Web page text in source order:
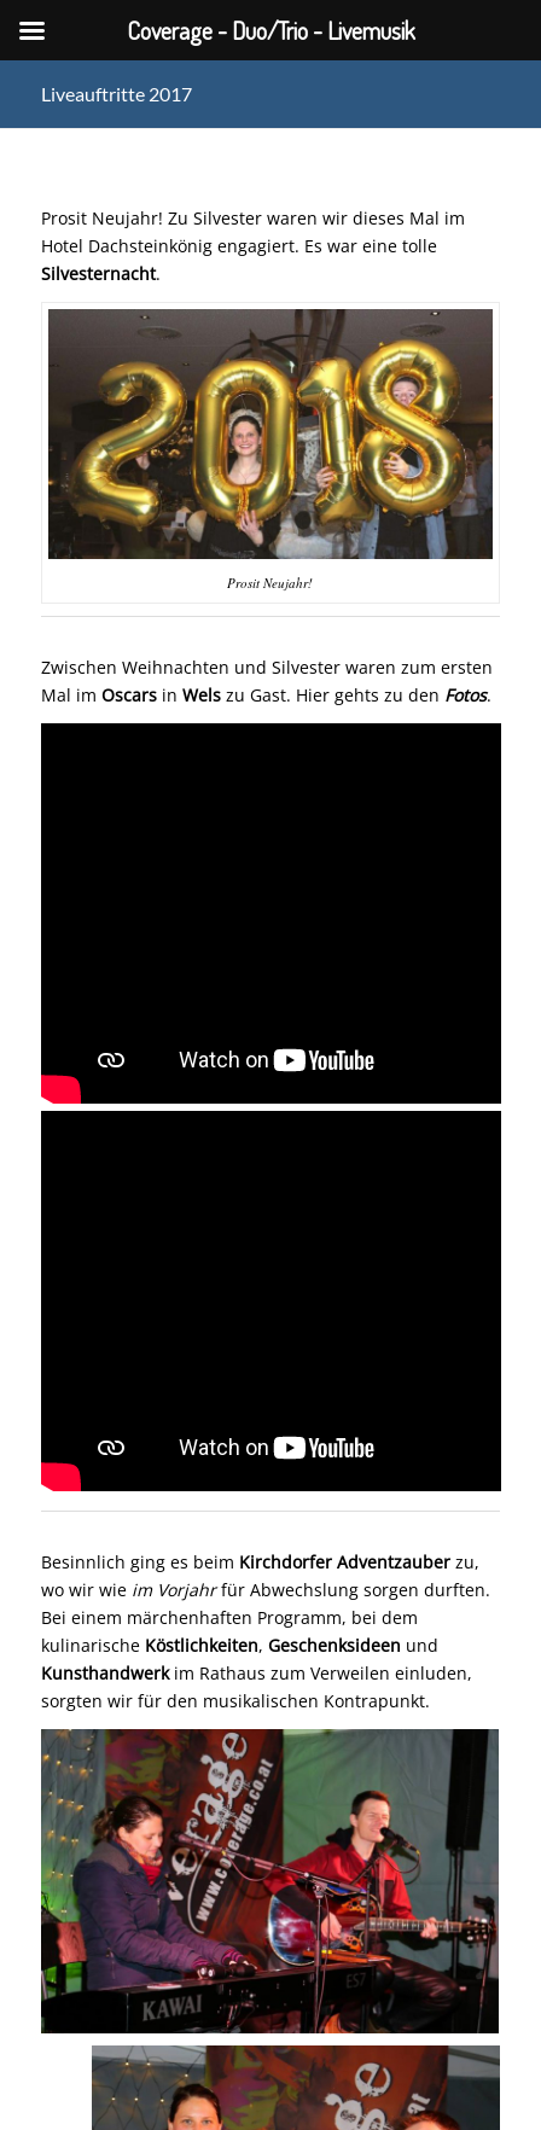
Liveauftritte 2017
Prosit Neujahr! Zu Silvester waren wir dieses Mal im
Hotel Dachsteinkönig engagiert. Es war eine tolle
Silvesternacht.
Prosit Neujahr!
Zwischen Weihnachten und Silvester waren zum ersten
Mal im Oscarsin Welszu Gast. Hier gehts zu den Fotos.
Besinnlich ging es beim Kirchdorfer Adventzauberzu,
wo wir wie im Vorjahrfür Abwechslung sorgen durften.
Bei einem märchenhaften Programm, bei dem
kulinarische Köstlichkeiten, Geschenksideen und
Kunsthandwerkim Rathaus zum Verweilen einluden,
sorgten wir für den musikalischen Kontrapunkt.
Coverage - Duo/Trio - Livemusik